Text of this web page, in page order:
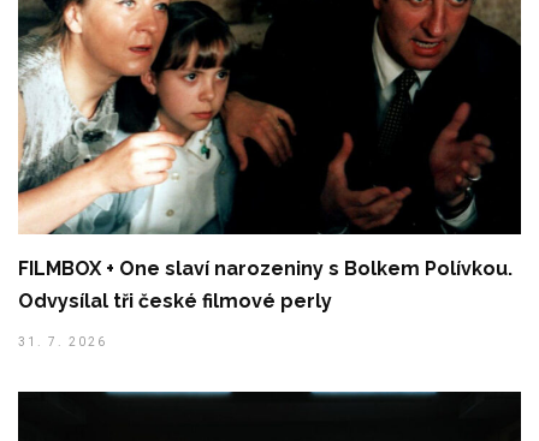
FILMBOX + One slaví narozeniny s Bolkem Polívkou.
Odvysílal tři české filmové perly
31. 7. 2026